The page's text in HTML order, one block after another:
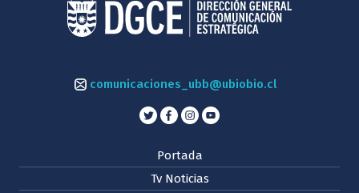
comunicaciones_ubb@ubiobio.cl
Portada
Tv Noticias